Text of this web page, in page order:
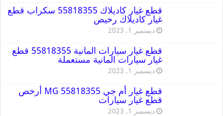
قطع غيار كاديلاك 55818355 سكراب قطع
غيار كاديلاك رخيص
ديسمبر 1, 2023
قطع غيار سيارات المانية 55818355 قطع
غيار سيارات المانية مستعملة
ديسمبر 1, 2023
قطع غيار أم جي MG 55818355 أرخص
قطع غيار سيارات
ديسمبر 1, 2023